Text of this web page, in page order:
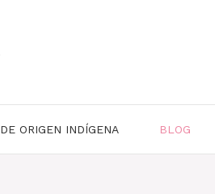
ORIGEN INDÍGENA BLOG